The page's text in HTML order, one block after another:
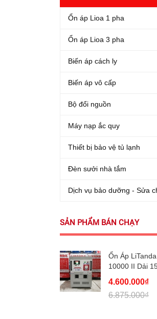
Ổn áp Lioa 1 pha
Ổn áp Lioa 3 pha
Biến áp cách ly
Biến áp vô cấp
Bộ đổi nguồn
Máy nạp ắc quy
Thiết bị bảo vệ tủ lạnh
Đèn sưởi nhà tắm
Dịch vụ bảo dưỡng - Sửa
SẢN PHẨM BÁN CHẠY
Ổn Áp
10000 II Dải
4.600.000₫
6.875.000₫